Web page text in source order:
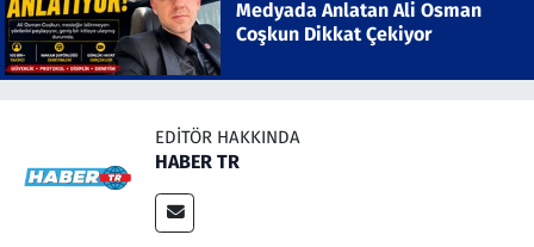
Medyada Anlatan Ali Osman
Coşkun Dikkat Çekiyor
EDITÖR HAKKINDA
HABER TR